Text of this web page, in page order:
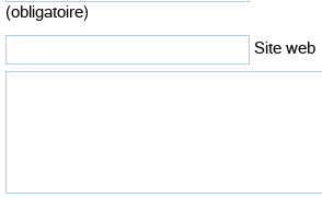
(obligatoire)
Site web